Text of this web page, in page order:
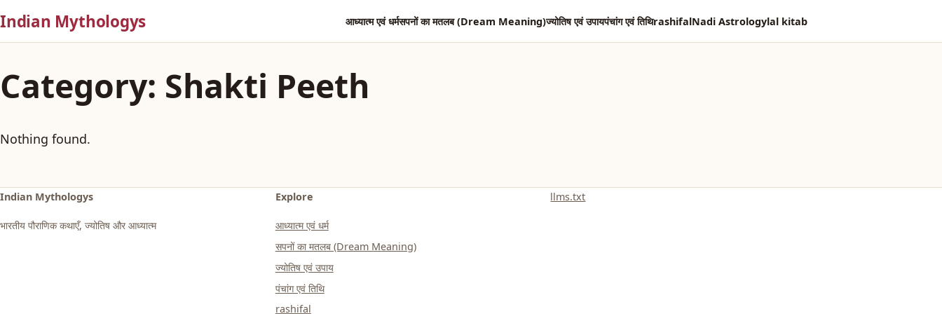
Indian Mythologys आध्यात्म एवं धर्मसपनों का मतलब (Dream Meaning)ज्योतिष एवं उपायपंचांग एवं तिथिrashifalNadi Astrologylal kitab
Category: Shakti Peeth
Nothing found.
Indian Mythologys
भारतीय पौराणिक कथाएँ, ज्योतिष और आध्यात्म
Explore
आध्यात्म एवं धर्म
सपनों का मतलब (Dream Meaning)
ज्योतिष एवं उपाय
पंचांग एवं तिथि
rashifal
llms.txt